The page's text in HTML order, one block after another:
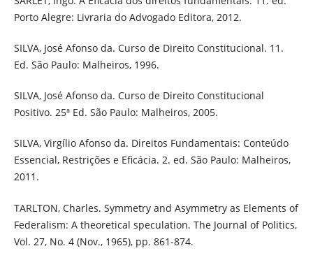
Porto Alegre: Livraria do Advogado Editora, 2012.
SILVA, José Afonso da. Curso de Direito Constitucional. 11.
Ed. São Paulo: Malheiros, 1996.
SILVA, José Afonso da. Curso de Direito Constitucional
Positivo. 25ª Ed. São Paulo: Malheiros, 2005.
SILVA, Virgílio Afonso da. Direitos Fundamentais: Conteúdo
Essencial, Restrições e Eficácia. 2. ed. São Paulo: Malheiros,
2011.
TARLTON, Charles. Symmetry and Asymmetry as Elements of
Federalism: A theoretical speculation. The Journal of Politics,
Vol. 27, No. 4 (Nov., 1965), pp. 861-874.